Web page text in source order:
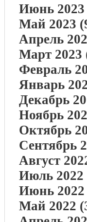
Июнь 2023
Май 2023
Апрель
Март 2023
Февраль
Январь
Декабрь
Ноябрь
Октябрь
Сентябрь
Август
Июль 2022
Июнь 2022
Май 2022